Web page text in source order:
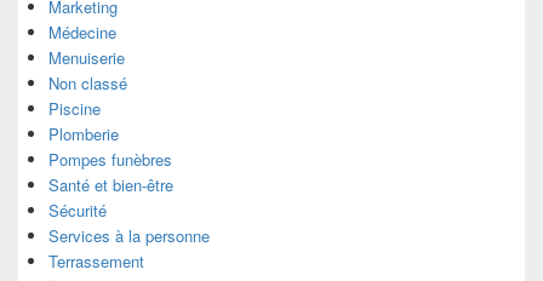
Marketing
Médecine
Menuiserie
Non classé
Piscine
Plomberie
Pompes funèbres
Santé et bien-être
Sécurité
Services à la personne
Terrassement